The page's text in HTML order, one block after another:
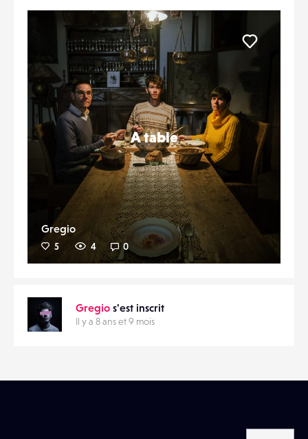
A table
Gregio
5 4 0
Gregio s'est inscrit
Il y a 8 ans et 9 mois